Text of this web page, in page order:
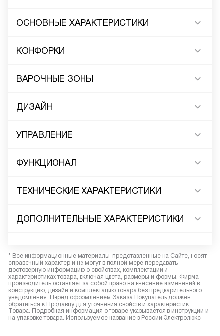
ОСНОВНЫЕ ХАРАКТЕРИСТИКИ
КОНФОРКИ
ВАРОЧНЫЕ ЗОНЫ
ДИЗАЙН
УПРАВЛЕНИЕ
ФУНКЦИОНАЛ
ТЕХНИЧЕСКИЕ ХАРАКТЕРИСТИКИ
ДОПОЛНИТЕЛЬНЫЕ ХАРАКТЕРИСТИКИ
* Все информационные материалы, представленные на Сайте, носят
справочный характер и не могут в полной мере передавать
достоверную информацию о свойствах, комплектации и
характеристиках товара, включая цвета, размеры и формы. Фирма-
производитель оставляет за собой право на внесение изменений в
конструкцию, дизайн и комплектацию товара без предварительного
уведомления. Перед оформлением Заказа Покупатель должен
обратиться к Продавцу для уточнения свойств и характеристик
Товара. Подробная информация о товаре указывается в инструкции и
на упаковке товара. Используемое название в России Электролюкс